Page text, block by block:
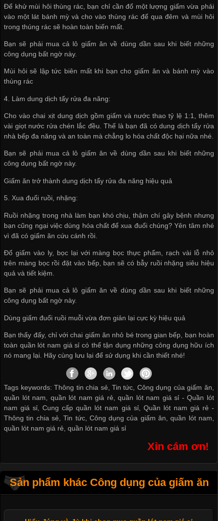
Để khử mùi hôi thùng rác, bạn chỉ cần đổ một lượng giấm vừa phải
vào một lát bánh mỳ và cho vào thùng rác để qua đêm và mùi hôi
trong thúng rác sẽ hoàn toàn biến mất.
Bạn sẽ phải mua cả lô giấm ăn về dùng dần sau khi biết những
công dụng bất ngờ này.
Mùi hôi sẽ lập tức biên mất khi bạn cho giấm ăn và bánh mỳ vào
thùng rác
4. Làm dung dịch tẩy rửa đa năng:
Cho vào chai xịt dung dịch gồm giấm và nước thao tỷ lệ 1:1, thêm
vài giọt nước rửa chén lắc đều. Thế là bạn đã có dung dịch tẩy rửa
nhà bếp đa năng và an toàn mà chẳng lo hóa chất độc hại nữa nhé.
Bạn sẽ phải mua cả lô giấm ăn về dùng dần sau khi biết những
công dụng bất ngờ này.
Giấm ăn trở thành dung dịch tẩy rửa đa năng hiệu quả
5. Xua đuổi ruồi, nhặng:
Ruồi nhặng trong nhà làm bạn khó chịu, thậm chí gây bệnh nhưng
bạn cũng ngại việc dùng hóa chất để xua đuổi chúng? Yên tâm nhé
vì đã có giấm ăn cứu cánh rồi.
Đổ giấm vào ly, bọc lại với màng bọc thực phẩm, rạch vài lỗ nhỏ
trên màng bọc rồi đặt vào bếp, bạn sẽ có bẫy ruồi nhặng siêu hiệu
quả và tiết kiệm.
Bạn sẽ phải mua cả lô giấm ăn về dùng dần sau khi biết những
công dụng bất ngờ này.
Dùng giấm đuổi ruồi muỗi vừa đơn giản lại cực kỳ hiệu quả
Bạn thấy đấy, chỉ với chai giấm ăn nhỏ bé trong gian bếp, bạn hoàn
toàn quần lót nam giá sỉ có thể tận dụng những công dụng hữu ích
nó mang lại. Hãy cùng lưu lại để sử dụng khi cần thiết nhé!
Tags keywords: Thông tin chia sẻ, Tin tức, Công dụng của giấm ăn,
quần lót nam, quần lót nam giá rẻ, quần lót nam giá sỉ -Quần lót
nam giá sỉ,Cung cấp quần lót nam giá sỉ, Quần lót nam giá rẻ -
Thông tin chia sẻ,Tin tức, Công dụng của giấm ăn,quần lót nam,
quần lót nam giá rẻ,quần lót nam giá sỉ
Xin cám ơn!
Sản phẩm khác Công dụng của giấm ăn